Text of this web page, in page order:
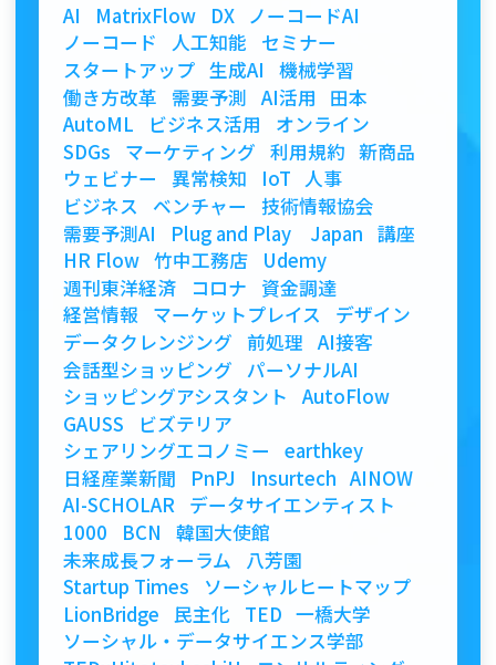
AI MatrixFlow DX
ノーコードAI
ノーコード
人工知能
セミナー
スタートアップ 生成AI
機械学習
働き方改革
需要予測 AI活用
田本
AutoML
ビジネス活用
オンライン
SDGs
マーケティング 利用規約 新商品
ウェビナー
異常検知 IoT 人事
ビジネス
ベンチャー
技術情報協会
需要予測AI
Plug and Play Japan 講座
HR Flow 竹中工務店
Udemy
週刊東洋経済
コロナ
資金調達
経営情報 マーケットプレイス
デザイン
データクレンジング 前処理 AI接客
会話型ショッピング
パーソナルAI
ショッピングアシスタント
AutoFlow
GAUSS
ビズテリア
シェアリングエコノミー
earthkey
日経産業新聞
PnPJ Insurtech AINOW
AI-SCHOLAR データサイエンティスト
1000
BCN
韓国大使館
未来成長フォーラム
八芳園
Startup Times
ソーシャルヒートマップ
LionBridge 民主化 TED 一橋大学
ソーシャル・データサイエンス学部